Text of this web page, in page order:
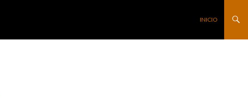
SALTAR AL
INICIO